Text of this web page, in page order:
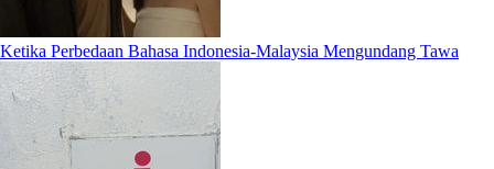
Ketika Perbedaan Bahasa Indonesia-Malaysia Mengundang Tawa